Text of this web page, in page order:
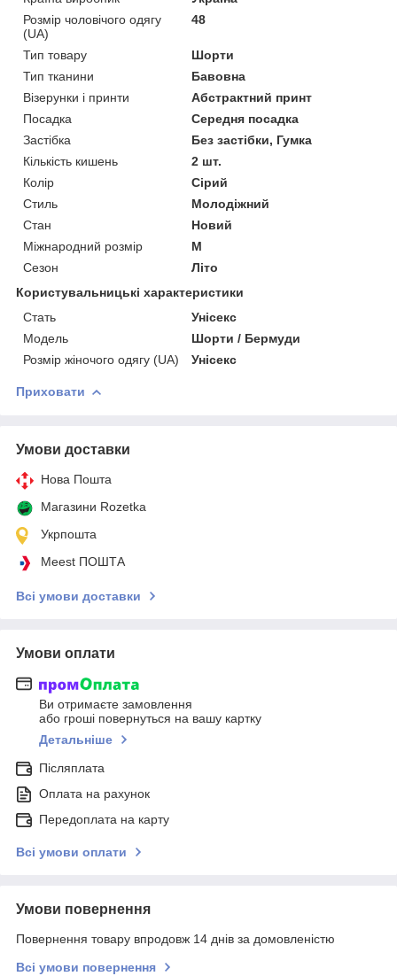
Розмір чоловічого одягу
(UA)
48
Тип товару
Шорти
Тип тканини
Бавовна
Візерунки і принти
Абстрактний принт
Посадка
Середня посадка
Застібка
Без застібки, Гумка
Кількість кишень
2 шт.
Колір
Сірий
Стиль
Молодіжний
Стан
Новий
Міжнародний розмір
M
Сезон
Літо
Користувальницькі характеристики
Стать
Унісекс
Модель
Шорти / Бермуди
Розмір жіночого одягу (UA)
Унісекс
Приховати
Умови доставки
Нова Пошта
Магазини Rozetka
Укрпошта
Meest ПОШТА
Всі умови доставки
Умови оплати
Ви отримаєте замовлення
або гроші повернуться на вашу картку
Детальніше
Післяплата
Оплата на рахунок
Передоплата на карту
Всі умови оплати
Умови повернення
Повернення товару впродовж 14 днів за домовленістю
Всі умови повернення